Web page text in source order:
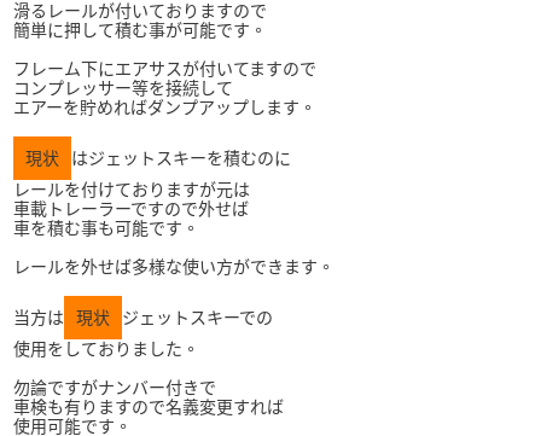
滑るレールが付いておりますので
簡単に押して積む事が可能です。
フレーム下にエアサスが付いてますので
コンプレッサー等を接続して
エアーを貯めればダンプアップします。
現状
はジェットスキーを積むのに
レールを付けておりますが元は
車載トレーラーですので外せば
車を積む事も可能です。
レールを外せば多様な使い方ができます。
当方は 現状
ジェットスキーでの
使用をしておりました。
勿論ですがナンバー付きで
車検も有りますので名義変更すれば
使用可能です。